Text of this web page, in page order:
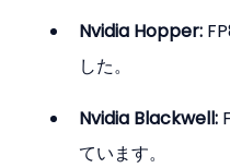
Nvidia Hopper:
した。
Nvidia Blackwell:
ています。